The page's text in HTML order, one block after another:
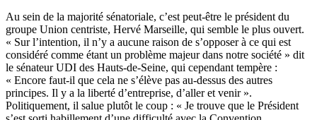
Au sein de la majorité sénatoriale, c’est peut-être le président du
groupe Union centriste, Hervé Marseille, qui semble le plus ouvert.
« Sur l’intention, il n’y a aucune raison de s’opposer à ce qui est
considéré comme étant un problème majeur dans notre société » dit
le sénateur UDI des Hauts-de-Seine, qui cependant tempère :
« Encore faut-il que cela ne s’élève pas au-dessus des autres
principes. Il y a la liberté d’entreprise, d’aller et venir ».
Politiquement, il salue plutôt le coup : « Je trouve que le Président